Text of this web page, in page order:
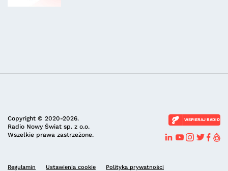
Copyright © 2020-2026.
Radio Nowy Świat sp. z o.o.
Wszelkie prawa zastrzeżone.
WSPIERAJ RADIO
Regulamin Ustawienia cookie Polityka prywatności